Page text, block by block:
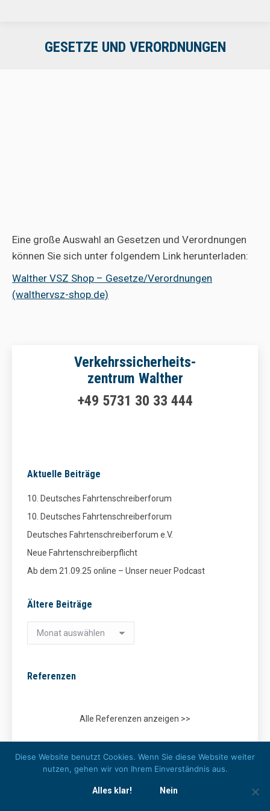
GESETZE UND VERORDNUNGEN
Eine große Auswahl an Gesetzen und Verordnungen
können Sie sich unter folgendem Link herunterladen:
Walther VSZ Shop – Gesetze/Verordnungen
(walthervsz-shop.de)
Verkehrssicherheits-
zentrum Walther
+49 5731 30 33 444
Aktuelle Beiträge
10. Deutsches Fahrtenschreiberforum
10. Deutsches Fahrtenschreiberforum
Deutsches Fahrtenschreiberforum e.V.
Neue Fahrtenschreiberpflicht
Ab dem 21.09.25 online – Unser neuer Podcast
Ältere Beiträge
Ältere
Beiträge
Referenzen
Alle Referenzen anzeigen >>
Kooperationspartner
Diese Website benutzt Cookies. Wenn Sie diese Website weiter
nutzen, gehen wir von Ihrem Einverständnis aus.
Alles klar! Nein